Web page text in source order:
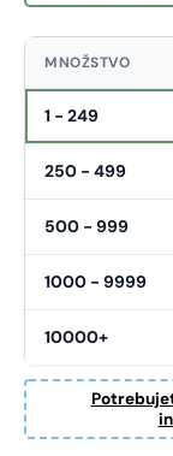
MNOŽSTVO
1 - 249
250 - 499
500 - 999
1000 - 9999
10000+